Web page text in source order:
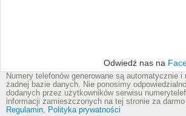
Odwiedź nas na
Numery telefonów generowane są automatycznie i
żadnej bazie danych. Nie ponosimy
dodanych przez użytkowników serwisu
informacji zamieszczonych na tej stronie za darmo
Regulamin, Polityka prywatności